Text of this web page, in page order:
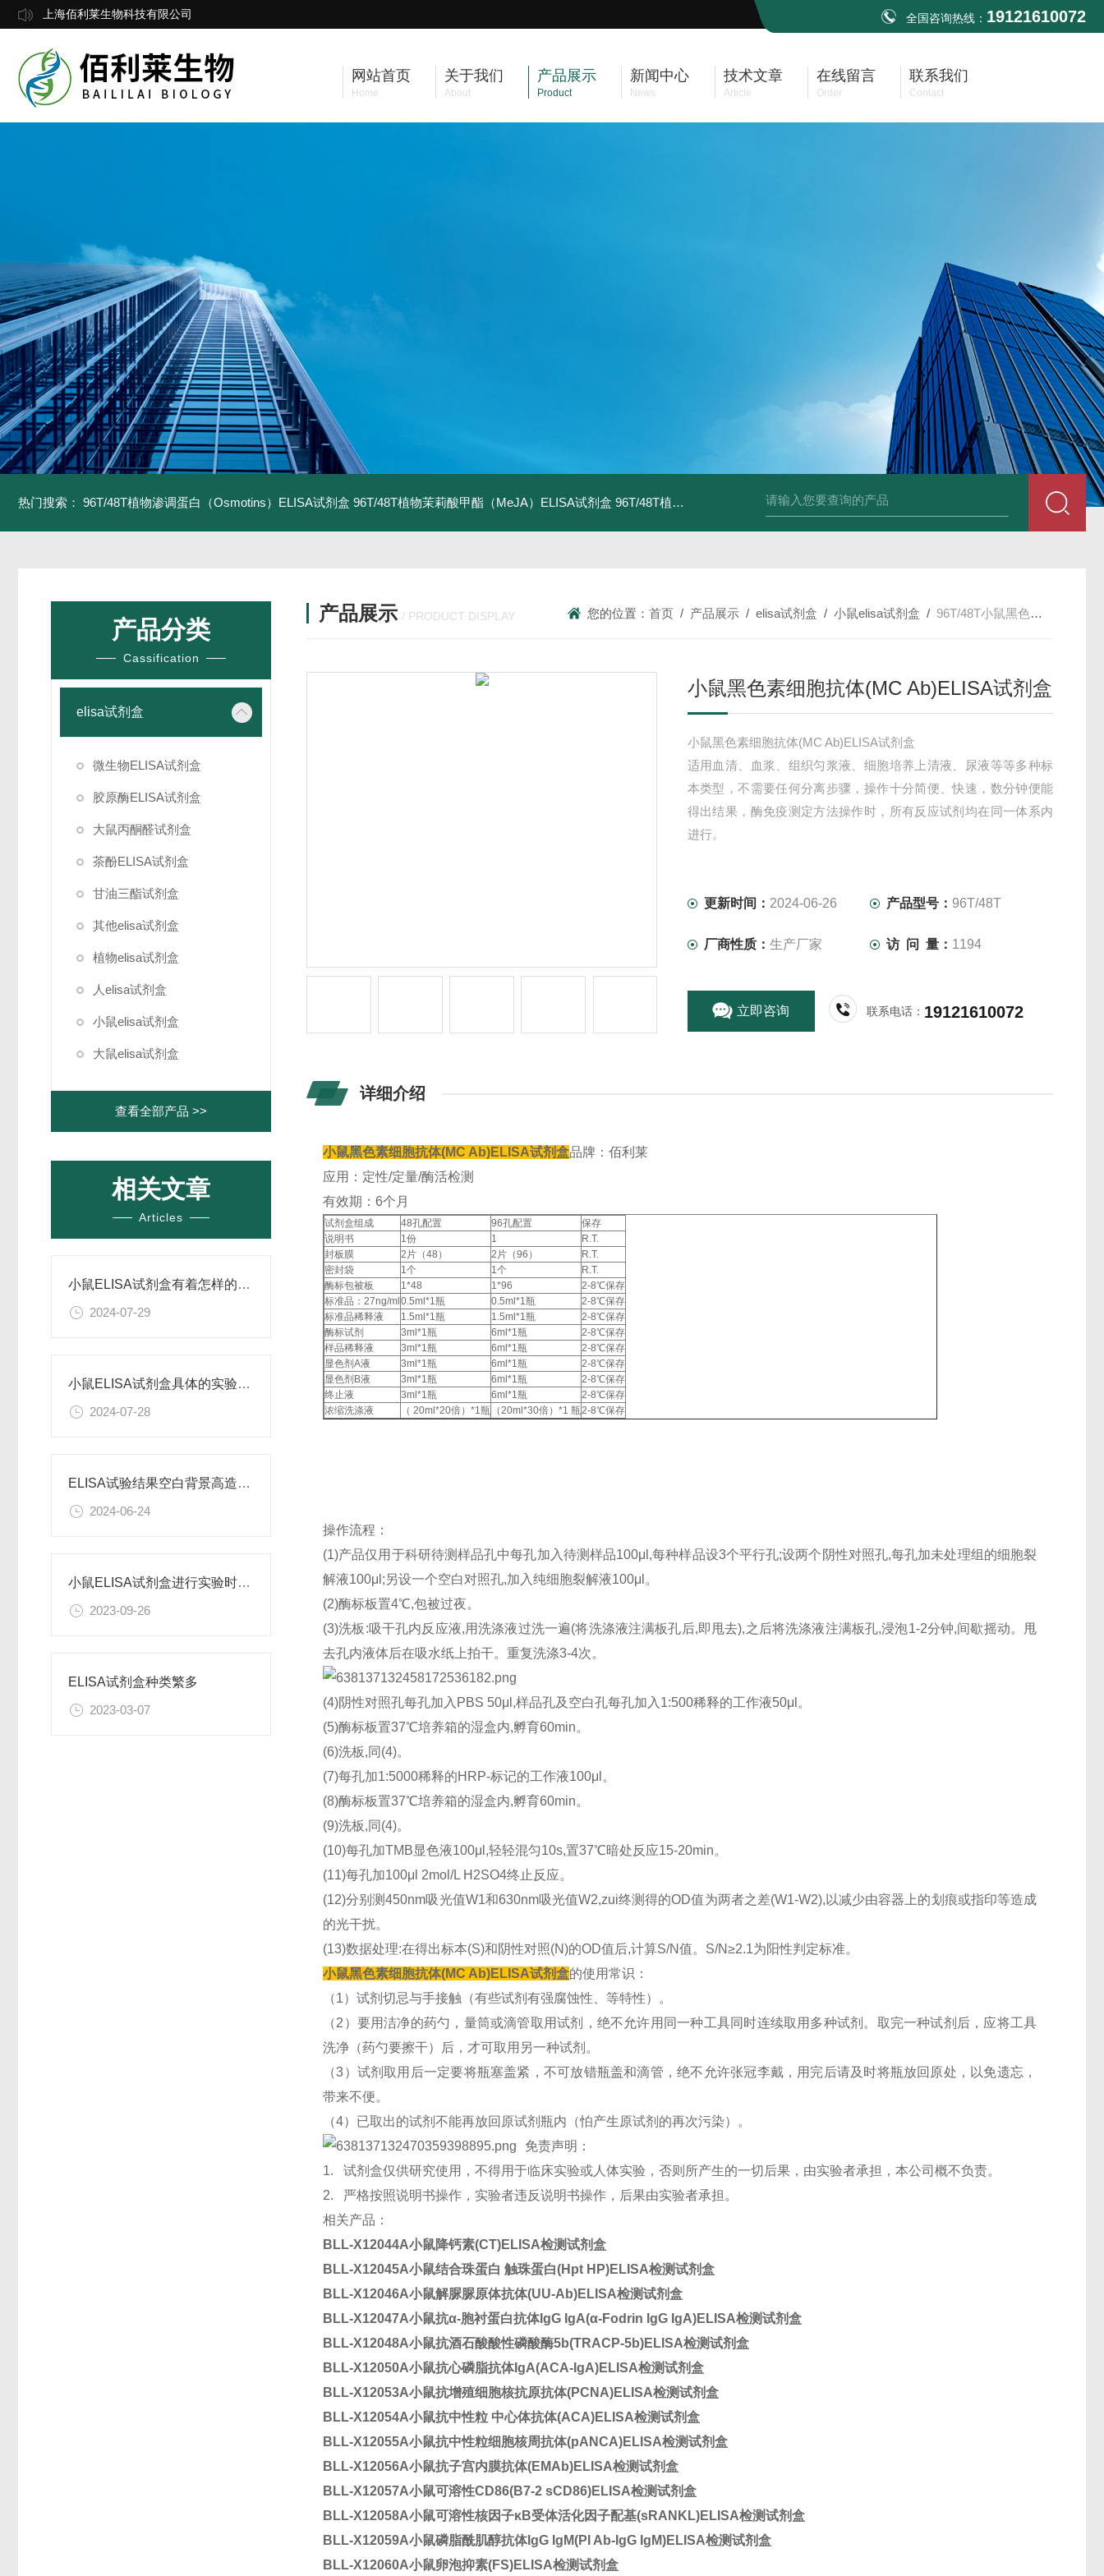
上海佰利莱生物科技有限公司 全国咨询热线： 19121610072
网站首页
Home
关于我们
About
产品展示
Product
新闻中心
News
技术文章
Article
在线留言
Order
联系我们
Contact
热门搜索： 96T/48T植物渗调蛋白（Osmotins）ELISA试剂盒 96T/48T植物茉莉酸甲酯（MeJA）ELISA试剂盒 96T/48T植物茉莉酸（JA）ELISA试剂盒 96T/48T植物可溶性淀粉（s-starch）ELISA试剂
产品分类
Cassification
elisa试剂盒
微生物ELISA试剂盒
胶原酶ELISA试剂盒
大鼠丙酮醛试剂盒
茶酚ELISA试剂盒
甘油三酯试剂盒
其他elisa试剂盒
植物elisa试剂盒
人elisa试剂盒
小鼠elisa试剂盒
大鼠elisa试剂盒
查看全部产品 >>
相关文章
Articles
小鼠ELISA试剂盒有着怎样的特点呢？
2024-07-29
小鼠ELISA试剂盒具体的实验步骤是怎样的呢？
2024-07-28
ELISA试验结果空白背景高造成原因
2024-06-24
小鼠ELISA试剂盒进行实验时需要注意什么呢？
2023-09-26
ELISA试剂盒种类繁多
2023-03-07
产品展示 / PRODUCT DISPLAY 您的位置：首页 / 产品展示 /elisa试剂盒 /小鼠elisa试剂盒 / 96T/48T小鼠黑色素细胞抗体(MC Ab)ELISA试剂盒
小鼠黑色素细胞抗体(MC Ab)ELISA试剂盒
小鼠黑色素细胞抗体(MC Ab)ELISA试剂盒
适用血清、血浆、组织匀浆液、细胞培养上清液、尿液等等多种标
本类型，不需要任何分离步骤，操作十分简便、快速，数分钟便能
得出结果，酶免疫测定方法操作时，所有反应试剂均在同一体系内
进行。
更新时间： 2024-06-26 产品型号： 96T/48T
厂商性质： 生产厂家 访 问 量： 1194
立即咨询 联系电话： 19121610072
详细介绍
小鼠黑色素细胞抗体(MC Ab)ELISA试剂盒品牌：佰利莱
应用：定性/定量/酶活检测
有效期：6个月
试剂盒组成 48孔配置 96孔配置
保存
说明书
1份 1
R.T.
封板膜
2片（48） 2片（96）
R.T.
密封袋
1个 1个
R.T.
酶标包被板
1*48 1*96
2-8℃保存
标准品：27ng/ml 0.5ml*1瓶 0.5ml*1瓶
2-8℃保存
标准品稀释液
1.5ml*1瓶 1.5ml*1瓶
2-8℃保存
酶标试剂
3ml*1瓶 6ml*1瓶
2-8℃保存
样品稀释液
3ml*1瓶 6ml*1瓶
2-8℃保存
显色剂A液
3ml*1瓶 6ml*1瓶
2-8℃保存
显色剂B液
3ml*1瓶 6ml*1瓶
2-8℃保存
终止液
3ml*1瓶 6ml*1瓶
2-8℃保存
浓缩洗涤液
（ 20ml*20倍）*1瓶 （20ml*30倍）*1 瓶2-8℃保存
操作流程：
(1)产品仅用于科研待测样品孔中每孔加入待测样品100μl,每种样品设3个平行孔;设两个阴性对照孔,每孔加未处理组的细胞裂
解液100μl;另设一个空白对照孔,加入纯细胞裂解液100μl。
(2)酶标板置4℃,包被过夜。
(3)洗板:吸干孔内反应液,用洗涤液过洗一遍(将洗涤液注满板孔后,即甩去),之后将洗涤液注满板孔,浸泡1-2分钟,间歇摇动。甩
去孔内液体后在吸水纸上拍干。重复洗涤3-4次。
(4)阴性对照孔每孔加入PBS 50μl,样品孔及空白孔每孔加入1:500稀释的工作液50μl。
(5)酶标板置37℃培养箱的湿盒内,孵育60min。
(6)洗板,同(4)。
(7)每孔加1:5000稀释的HRP-标记的工作液100μl。
(8)酶标板置37℃培养箱的湿盒内,孵育60min。
(9)洗板,同(4)。
(10)每孔加TMB显色液100μl,轻轻混匀10s,置37℃暗处反应15-20min。
(11)每孔加100μl 2mol/L H2SO4终止反应。
(12)分别测450nm吸光值W1和630nm吸光值W2,zui终测得的OD值为两者之差(W1-W2),以减少由容器上的划痕或指印等造成
的光干扰。
(13)数据处理:在得出标本(S)和阴性对照(N)的OD值后,计算S/N值。S/N≥2.1为阳性判定标准。
小鼠黑色素细胞抗体(MC Ab)ELISA试剂盒的使用常识：
（1）试剂切忌与手接触（有些试剂有强腐蚀性、等特性）。
（2）要用洁净的药勺，量筒或滴管取用试剂，绝不允许用同一种工具同时连续取用多种试剂。取完一种试剂后，应将工具
洗净（药勺要擦干）后，才可取用另一种试剂。
（3）试剂取用后一定要将瓶塞盖紧，不可放错瓶盖和滴管，绝不允许张冠李戴，用完后请及时将瓶放回原处，以免遗忘，
带来不便。
（4）已取出的试剂不能再放回原试剂瓶内（怕产生原试剂的再次污染）。
免责声明：
1. 试剂盒仅供研究使用，不得用于临床实验或人体实验，否则所产生的一切后果，由实验者承担，本公司概不负责。
2. 严格按照说明书操作，实验者违反说明书操作，后果由实验者承担。
相关产品：
BLL-X12044A小鼠降钙素(CT)ELISA检测试剂盒
BLL-X12045A小鼠结合珠蛋白 触珠蛋白(Hpt HP)ELISA检测试剂盒
BLL-X12046A小鼠解脲脲原体抗体(UU-Ab)ELISA检测试剂盒
BLL-X12047A小鼠抗α-胞衬蛋白抗体IgG IgA(α-Fodrin IgG IgA)ELISA检测试剂盒
BLL-X12048A小鼠抗酒石酸酸性磷酸酶5b(TRACP-5b)ELISA检测试剂盒
BLL-X12050A小鼠抗心磷脂抗体IgA(ACA-IgA)ELISA检测试剂盒
BLL-X12053A小鼠抗增殖细胞核抗原抗体(PCNA)ELISA检测试剂盒
BLL-X12054A小鼠抗中性粒 中心体抗体(ACA)ELISA检测试剂盒
BLL-X12055A小鼠抗中性粒细胞核周抗体(pANCA)ELISA检测试剂盒
BLL-X12056A小鼠抗子宫内膜抗体(EMAb)ELISA检测试剂盒
BLL-X12057A小鼠可溶性CD86(B7-2 sCD86)ELISA检测试剂盒
BLL-X12058A小鼠可溶性核因子κB受体活化因子配基(sRANKL)ELISA检测试剂盒
BLL-X12059A小鼠磷脂酰肌醇抗体IgG IgM(PI Ab-IgG IgM)ELISA检测试剂盒
BLL-X12060A小鼠卵泡抑素(FS)ELISA检测试剂盒